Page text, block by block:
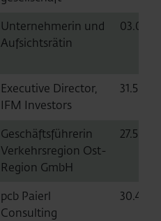
Unternehmerin und
Aufsichtsrätin
Executive Director,
IFM Investors
Geschäftsführerin
Verkehrsregion Ost-
Region GmbH
pcb Paierl
Consulting